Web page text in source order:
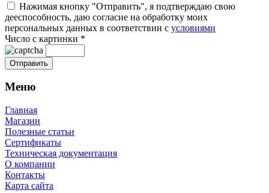
Нажимая кнопку "Отправить", я подтверждаю свою
дееспособность, даю согласие на обработку моих
персональных данных в соответствии с условиями
Число с картинки *
Меню
Главная
Магазин
Полезные статьи
Сертификаты
Техническая документация
О компании
Контакты
Карта сайта